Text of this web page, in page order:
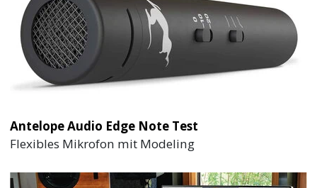
Antelope Audio Edge Note Test
Flexibles Mikrofon mit Modeling